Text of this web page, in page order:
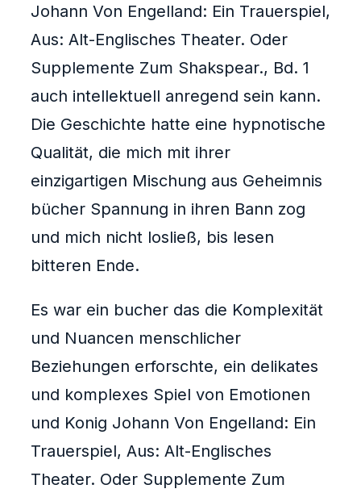
Johann Von Engelland: Ein Trauerspiel,
Aus: Alt-Englisches Theater. Oder
Supplemente Zum Shakspear., Bd. 1
auch intellektuell anregend sein kann.
Die Geschichte hatte eine hypnotische
Qualität, die mich mit ihrer
einzigartigen Mischung aus Geheimnis
bücher Spannung in ihren Bann zog
und mich nicht losließ, bis lesen
bitteren Ende.
Es war ein bucher das die Komplexität
und Nuancen menschlicher
Beziehungen erforschte, ein delikates
und komplexes Spiel von Emotionen
und Konig Johann Von Engelland: Ein
Trauerspiel, Aus: Alt-Englisches
Theater. Oder Supplemente Zum